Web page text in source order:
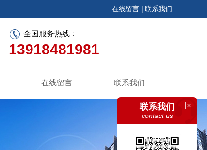
在线留言 | 联系我们
全国服务热线：
13918481981
在线留言 联系我们
联系我们
contact us